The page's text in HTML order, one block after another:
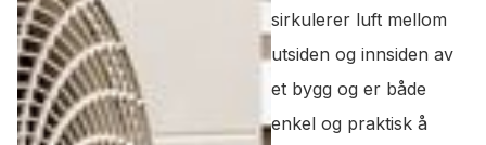
sirkulerer luft mellom
utsiden og innsiden av
et bygg og er både
enkel og praktisk å